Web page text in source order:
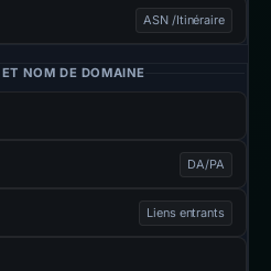
ASN /Itinéraire
NOM DE DOMAINE
DA/PA
Liens entrants